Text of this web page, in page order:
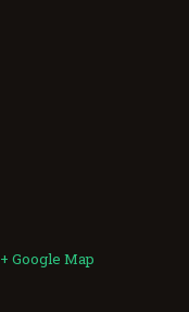
+ Google Map